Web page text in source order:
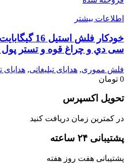
اطلاعات بیشتر
خودکار فلش
سی دي و چراغ قوه و تستر پول V9-6
فلش مموری, هدایای تبلیغاتی, هدایای
0 تومان
تحویل اکسپرس
در کمترین زمان دریافت کنید
پشتیبانی ۲۴ ساعته
پشتیبانی هفت روز هفته